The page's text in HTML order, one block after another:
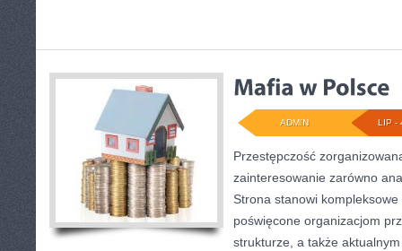
LIP -
ADMIN
Przestępczość
zainteresowanie zarówno
Strona stanowi
poświęcone organizacjom
strukturze, a także